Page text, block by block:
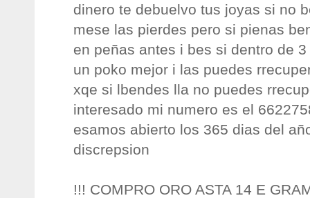
dinero te debuelvo tus joyas si no
mese las pierdes pero si pienas
en peñas antes i bes si dentro de
un poko mejor i las puedes
xqe si lbendes lla no puedes
interesado mi numero es el
esamos abierto los 365 dias del
discrepsion
!!! COMPRO ORO ASTA 14 E